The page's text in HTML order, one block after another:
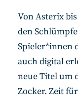
Von Asterix
den
Spieler*innen
auch digital
neue Titel um
Zocker. Zeit